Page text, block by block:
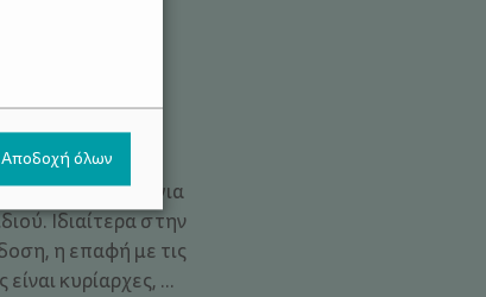
φύση και
απλώς «κάτι
συνιστώσα για
Ιδιαίτερα στην
η επαφή με τις
κυρίαρχες, ...
Αποδοχή όλων